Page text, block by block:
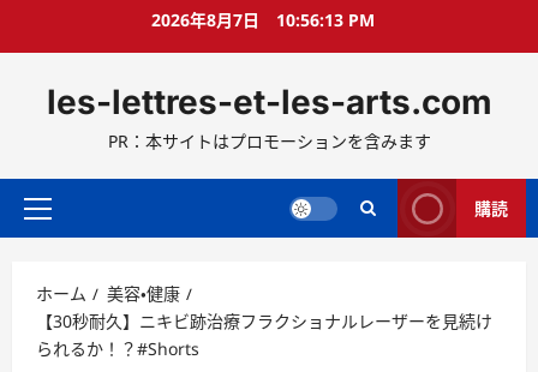
ス
ッ
2026年8月7日 10:56:14 PM
les-lettres-et-les-arts.com
PR：本サイトはプロモーションを含みます
メ
メ
ニ
ュ
購読
ホーム
美容・健康
【30秒耐久】ニキビ跡治療フラクショナルレーザーを見続け
られるか！？#Shorts